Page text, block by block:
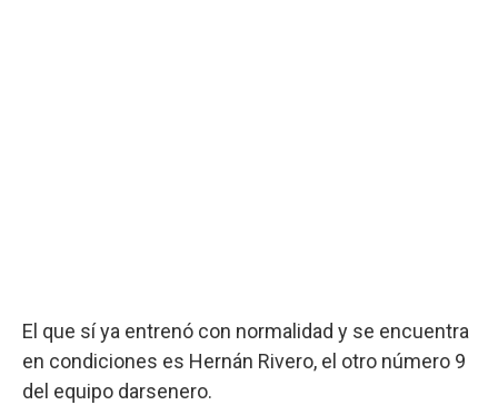
El que sí ya entrenó con normalidad y se encuentra
en condiciones es Hernán Rivero, el otro número 9
del equipo darsenero.